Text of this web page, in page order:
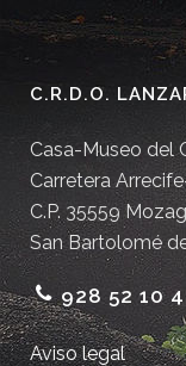
C.R.D.O.
Casa-Museo del
Carretera
C.P. 35559
San Bartolomé
928 52 10
Aviso legal